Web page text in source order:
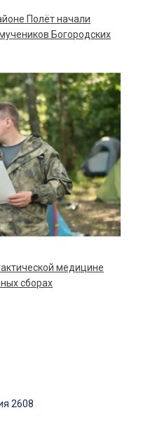
Богородских
сборах